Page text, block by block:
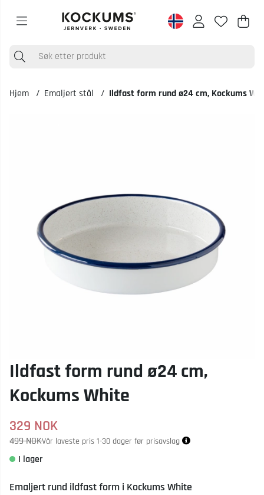
.
Hjem Emaljert stål Ildfast form rund ø24 cm, Kockums
Ildfast form rund ø24 cm,
Kockums White
329 NOK
499 NOKVår laveste pris 1-30 dager før prisavslag
Emaljert rund ildfast form i Kockums White